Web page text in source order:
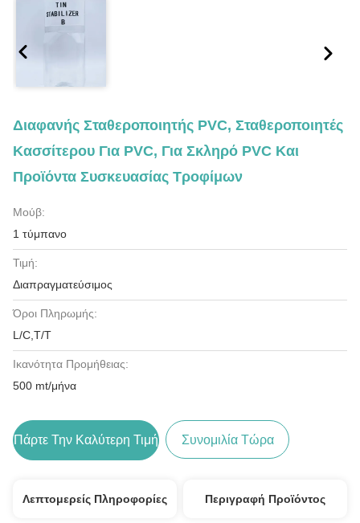
Διαφανής Σταθεροποιητής PVC, Σταθεροποιητές
Κασσίτερου Για PVC, Για Σκληρό PVC Και
Προϊόντα Συσκευασίας Τροφίμων
Μούβ:
1 τύμπανο
Τιμή:
Διαπραγματεύσιμος
Όροι Πληρωμής:
L/C,T/T
Ικανότητα Προμήθειας:
500 mt/μήνα
Πάρτε Την Καλύτερη Τιμή Συνομιλία Τώρα
Λεπτομερείς Πληροφορίες Περιγραφή Προϊόντος